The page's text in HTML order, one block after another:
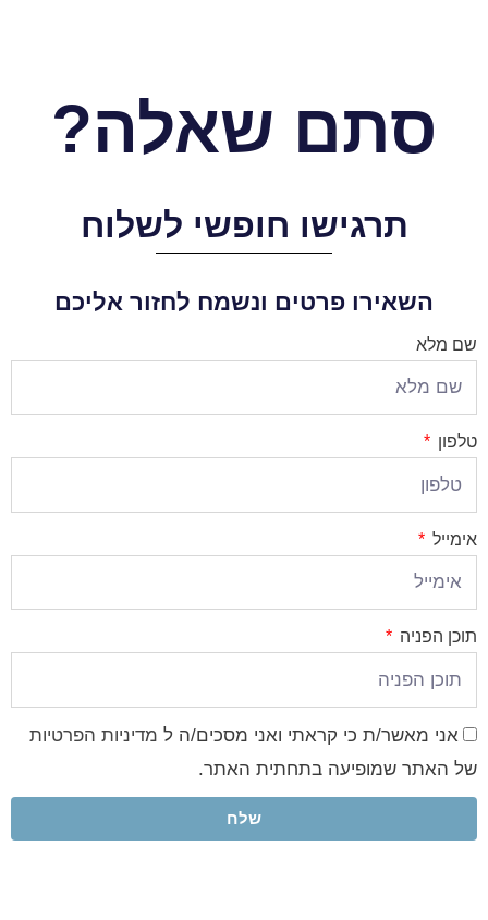
סתם שאלה?
תרגישו חופשי לשלוח
השאירו פרטים ונשמח לחזור אליכם
שם מלא
טלפון
אימייל
תוכן הפניה
אני מאשר/ת כי קראתי ואני מסכים/ה ל מדיניות הפרטיות
של האתר שמופיעה בתחתית האתר.
שלח